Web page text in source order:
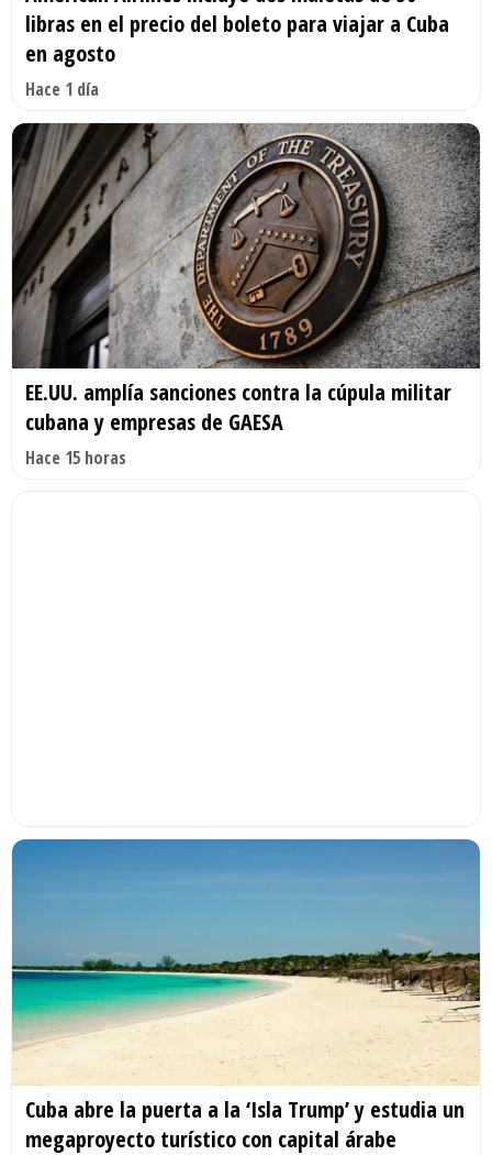
libras en el precio del boleto para viajar a Cuba
en agosto
Hace 1 día
EE.UU. amplía sanciones contra la cúpula militar
cubana y empresas de GAESA
Hace 15 horas
Cuba abre la puerta a la ‘Isla Trump’ y estudia un
megaproyecto turístico con capital árabe